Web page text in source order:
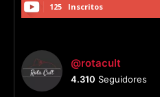
125 Inscritos
@rotacult
4.310 Seguidores